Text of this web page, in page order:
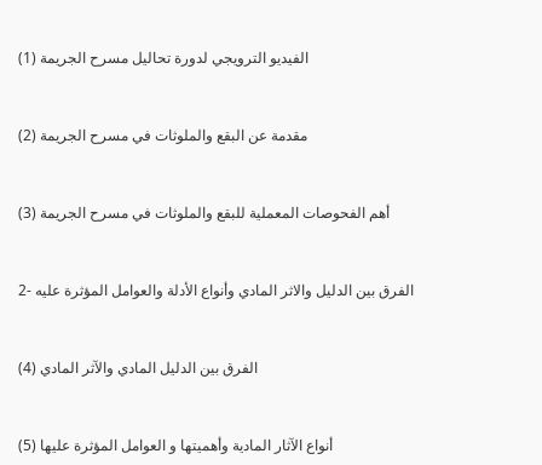
(1) الفيديو الترويجي لدورة تحاليل مسرح الجريمة
(2) مقدمة عن البقع والملوثات في مسرح الجريمة
(3) أهم الفحوصات المعملية للبقع والملوثات في مسرح الجريمة
2- الفرق بين الدليل والاثر المادي وأنواع الأدلة والعوامل المؤثرة عليه
(4) الفرق بين الدليل المادي والآثر المادي
(5) أنواع الآثار المادية وأهميتها و العوامل المؤثرة عليها